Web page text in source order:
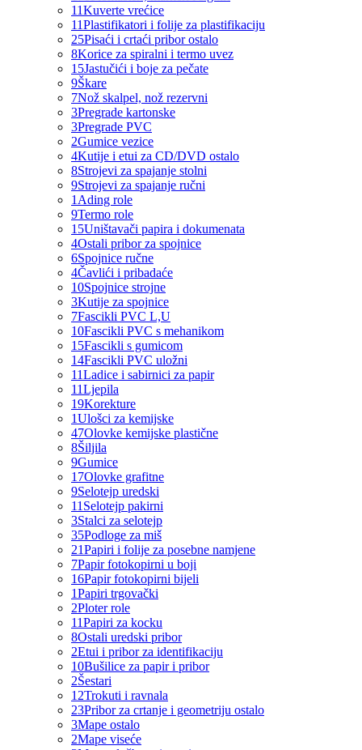
11Kuverte vrećice
11Plastifikatori i folije za plastifikaciju
25Pisaći i crtaći pribor ostalo
8Korice za spiralni i termo uvez
15Jastučići i boje za pečate
9Škare
7Nož skalpel, nož rezervni
3Pregrade kartonske
3Pregrade PVC
2Gumice vezice
4Kutije i etui za CD/DVD ostalo
8Strojevi za spajanje stolni
9Strojevi za spajanje ručni
1 Ading role
9Termo role
15Uništavači papira i dokumenata
4Ostali pribor za spojnice
6Spojnice ručne
4Čavlići i pribadaće
10Spojnice strojne
3Kutije za spojnice
7Fascikli PVC L,U
10Fascikli PVC s mehanikom
15Fascikli s gumicom
14Fascikli PVC uložni
11Ladice i sabirnici za papir
11Ljepila
19Korekture
1Ulošci za kemijske
47Olovke kemijske plastične
8Šiljila
9Gumice
17Olovke grafitne
9Selotejp uredski
11 Selotejp pakirni
3Stalci za selotejp
35Podloge za miš
21Papiri i folije za posebne namjene
7Papir fotokopirni u boji
16Papir fotokopirni bijeli
1Papiri trgovački
2Ploter role
11Papiri za kocku
8Ostali uredski pribor
2Etui i pribor za identifikaciju
10Bušilice za papir i pribor
2Šestari
12Trokuti i ravnala
23Pribor za crtanje i geometriju ostalo
3Mape ostalo
2Mape viseće